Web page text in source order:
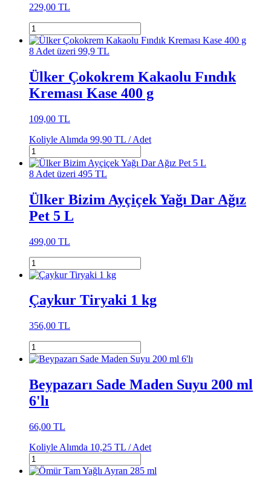
229,00 TL
8 Adet üzeri 99,9 TL
Ülker Çokokrem Kakaolu Fındık
Kreması Kase 400 g
109,00 TL
Koliyle Alımda 99,90 TL /Adet
8 Adet üzeri 495 TL
Ülker Bizim Ayçiçek Yağı Dar Ağız
Pet 5 L
499,00 TL
Çaykur Tiryaki 1 kg
356,00 TL
Beypazarı Sade Maden Suyu 200 ml
6'lı
66,00 TL
Koliyle Alımda 10,25 TL /Adet